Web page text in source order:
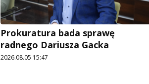
Prokuratura bada sprawę
radnego Dariusza Gacka
2026.08.05 15:47